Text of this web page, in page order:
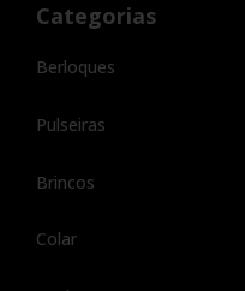
Categorias
Berloques
Pulseiras
Brincos
Colar